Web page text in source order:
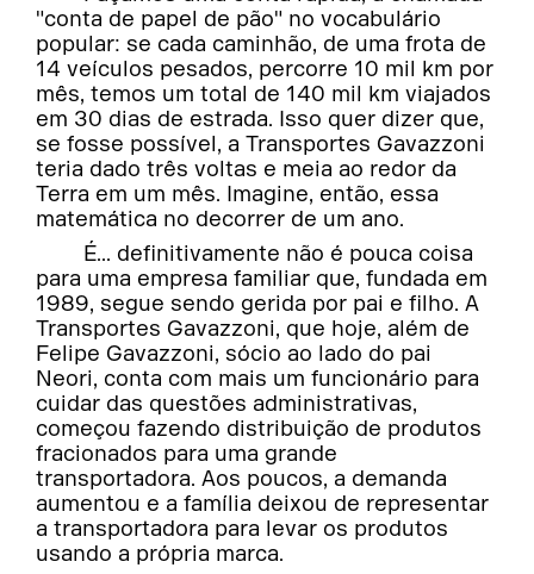
"conta de papel de pão" no vocabulário
popular: se cada caminhão, de uma frota de
14 veículos pesados, percorre 10 mil km por
mês, temos um total de 140 mil km viajados
em 30 dias de estrada. Isso quer dizer que,
se fosse possível, a Transportes Gavazzoni
teria dado três voltas e meia ao redor da
Terra em um mês. Imagine, então, essa
matemática no decorrer de um ano.
É... definitivamente não é pouca coisa
para uma empresa familiar que, fundada em
1989, segue sendo gerida por pai e filho. A
Transportes Gavazzoni, que hoje, além de
Felipe Gavazzoni, sócio ao lado do pai
Neori, conta com mais um funcionário para
cuidar das questões administrativas,
começou fazendo distribuição de produtos
fracionados para uma grande
transportadora. Aos poucos, a demanda
aumentou e a família deixou de representar
a transportadora para levar os produtos
usando a própria marca.